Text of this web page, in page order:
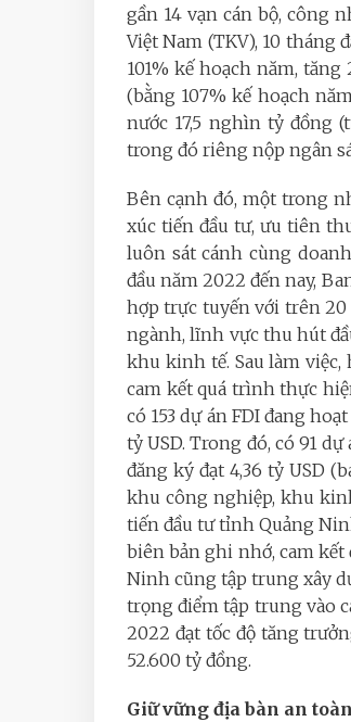
gần 14 vạn cán bộ, công
Việt Nam (TKV), 10 tháng
101% kế hoạch năm,
(bằng 107% kế hoạch
nước 17,5 nghìn tỷ đồng
trong đó riêng nộp ngân
Bên cạnh đó, một trong
xúc tiến đầu tư, ưu tiên
luôn sát cánh cùng
đầu năm 2022 đến nay,
hợp trực tuyến với trên 20
ngành, lĩnh vực thu hút
khu kinh tế. Sau làm việc,
cam kết quá trình thực
có 153 dự án FDI đang
tỷ USD. Trong đó, có 91
đăng ký đạt 4,36 tỷ USD
khu công nghiệp, khu
tiến đầu tư tỉnh Quảng
biên bản ghi nhớ, cam kết
Ninh cũng tập trung xây
trọng điểm tập trung vào
2022 đạt tốc độ tăng
52.600 tỷ đồng.
Giữ vững địa bàn an